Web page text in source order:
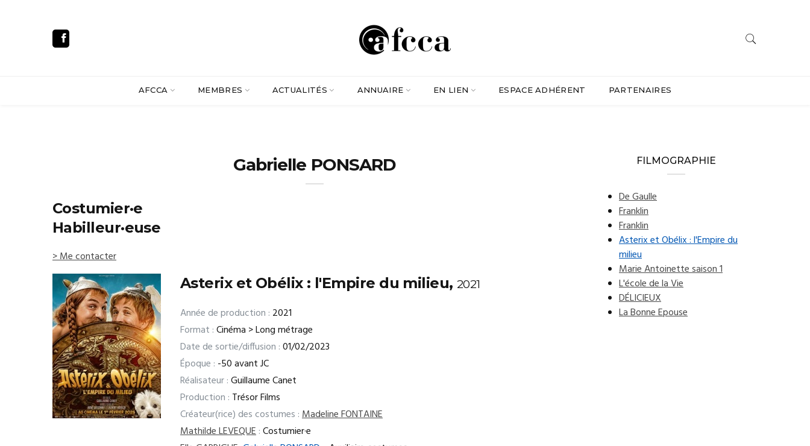
AFCCA MEMBRES ACTUALITÉS ANNUAIRE EN LIEN ESPACE ADHÉRENT PARTENAIRES
Gabrielle PONSARD
Costumier·e
Habilleur·euse
> Me contacter
Asterix et Obélix : l'Empire du milieu, 2021
Année de production : 2021
Format :Cinéma > Long métrage
Date de sortie/diffusion :01/02/2023
Époque : -50 avant JC
Réalisateur :Guillaume Canet
Production : Trésor Films
Créateur(rice) des costumes :Madeline FONTAINE
Mathilde LEVEQUE:Costumier·e
FILMOGRAPHIE
De Gaulle
Franklin
Franklin
Asterix et Obélix : l'Empire du
milieu
Marie Antoinette saison 1
L'école de la Vie
DÉLICIEUX
La Bonne Epouse